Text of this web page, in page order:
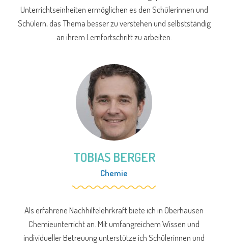
Unterrichtseinheiten ermöglichen es den Schülerinnen und
Schülern, das Thema besser zu verstehen und selbstständig
an ihrem Lernfortschritt zu arbeiten.
TOBIAS BERGER
Chemie
Als erfahrene Nachhilfelehrkraft biete ich in Oberhausen
Chemieunterricht an. Mit umfangreichem Wissen und
individueller Betreuung unterstütze ich Schülerinnen und